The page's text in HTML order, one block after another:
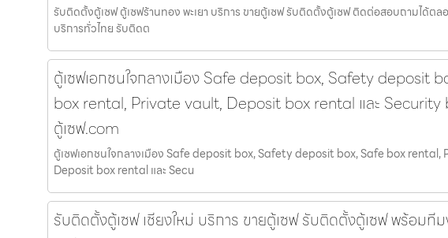
รับติดตั้งตู้เซฟ ตู้เซฟร้านทอง พะเยา บริการ ขายตู้เซฟ รับติดตั้งตู้เซฟ ติดต่อสอบถามได้ตล
บริการทั่วไทย รับติดต
ตู้เซฟเอกชนใจกลางเมือง Safe deposit box, Safety deposit
box rental, Private vault, Deposit box rental และ Security
ตู้เซฟ.com
ตู้เซฟเอกชนใจกลางเมือง Safe deposit box, Safety deposit box, Safe box
Deposit box rental และ Secu
รับติดตั้งตู้เซฟ เชียงใหม่ บริการ ขายตู้เซฟ รับติดตั้งตู้เซฟ พร้อมที